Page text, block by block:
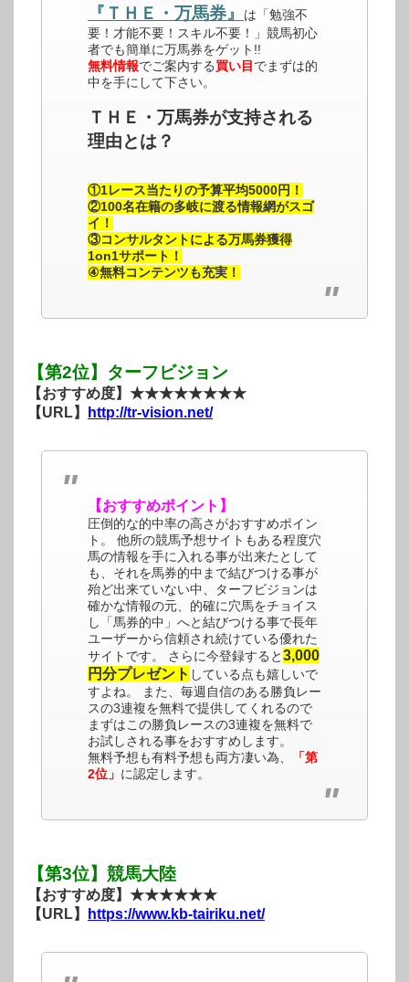
『ＴＨＥ・万馬券』
は「勉強不
要！才能不要！スキル不要！」競馬初心
者でも簡単に万馬券をゲット!!
無料情報でご案内する買い目 でまずは的
中を手にして下さい。
ＴＨＥ・万馬券が支持される
理由とは？
①1レース当たりの予算平均5000円！
②100名在籍の多岐に渡る情報網がスゴ
イ！
③コンサルタントによる万馬券獲得
1on1サポート！
④無料コンテンツも充実！
【第2位】ターフビジョン
【おすすめ度】★★★★★★★★
【URL】
http://tr-vision.net/
【おすすめポイント】
圧倒的な的中率の高さがおすすめポイン
ト。 他所の競馬予想サイトもある程度穴
馬の情報を手に入れる事が出来たとして
も、それを馬券的中まで結びつける事が
殆ど出来ていない中、ターフビジョンは
確かな情報の元、的確に穴馬をチョイス
し「馬券的中」へと結びつける事で長年
ユーザーから信頼され続けている優れた
サイトです。 さらに今登録すると3,000
円分プレゼント している点も嬉しいで
すよね。 また、毎週自信のある勝負レー
スの3連複を無料で提供してくれるので
まずはこの勝負レースの3連複を無料で
お試しされる事をおすすめします。
無料予想も有料予想も両方凄い為、
「第
2位」 に認定します。
【第3位】競馬大陸
【おすすめ度】★★★★★★
【URL】
https://www.kb-tairiku.net/